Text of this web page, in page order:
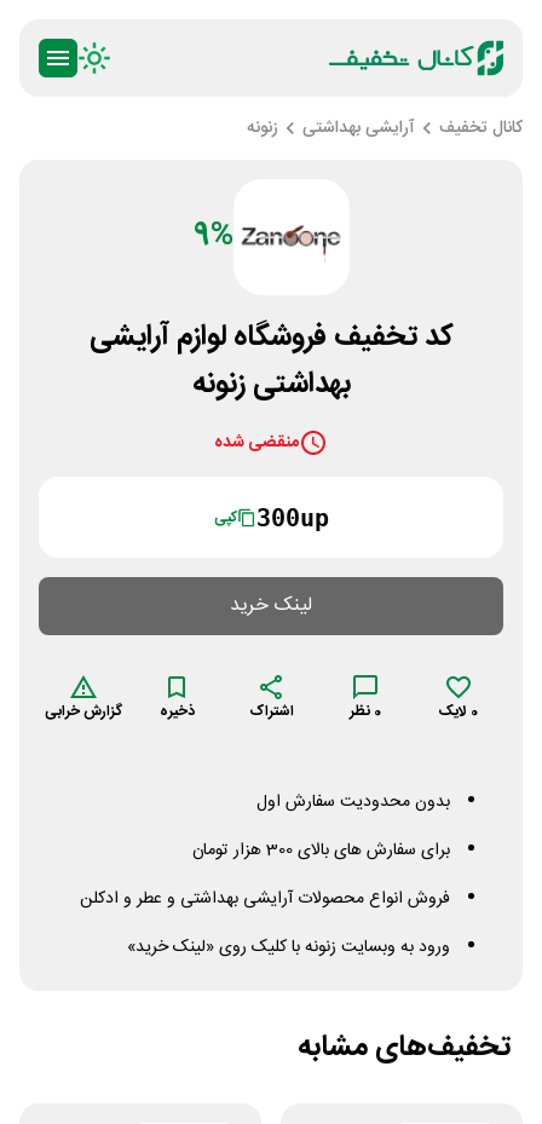
کانال تخفیف آرایشی بهداشتی زنونه
9%
کد تخفیف فروشگاه لوازم آرایشی
بهداشتی زنونه
منقضی شده
300up کپی
لینک خرید
0 لایک 0 نظر اشتراک ذخیره گزارش خرابی
بدون محدودیت سفارش اول
برای سفارش های بالای 300 هزار تومان
فروش انواع محصولات آرایشی بهداشتی و عطر و ادکلن
ورود به وبسایت زنونه با کلیک روی «لینک خرید»
تخفیف‌های مشابه